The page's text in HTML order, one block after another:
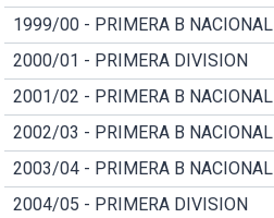
1999/00 - PRIMERA B NACIONAL
2000/01 - PRIMERA DIVISION
2001/02 - PRIMERA B NACIONAL
2002/03 - PRIMERA B NACIONAL
2003/04 - PRIMERA B NACIONAL
2004/05 - PRIMERA DIVISION